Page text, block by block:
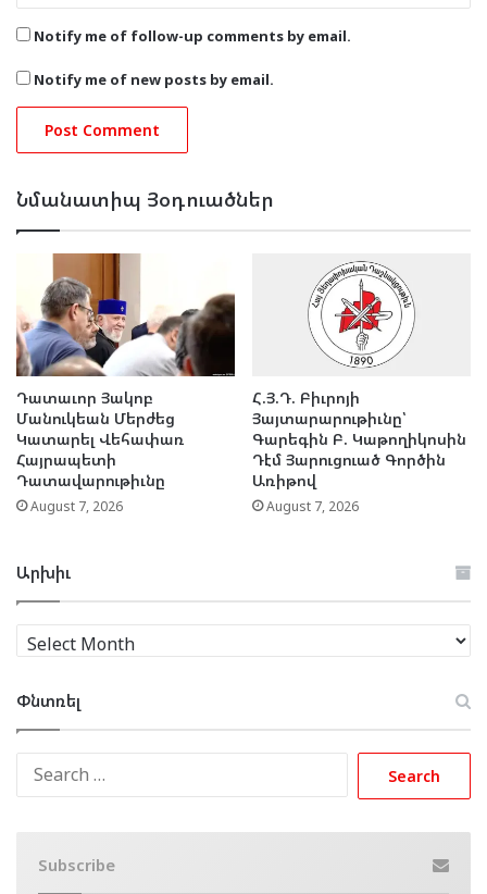
Notify me of follow-up comments by email.
Notify me of new posts by email.
Նմանատիպ Յօդուածներ
Դատաւոր Յակոբ
Մանուկեան Մերժեց
Կատարել Վեհափառ
Հայրապետի
Դատավարութիւնը
August 7, 2026
Հ.Յ.Դ. Բիւրոյի
Յայտարարութիւնը՝
Գարեգին Բ. Կաթողիկոսին
Դէմ Յարուցուած Գործին
Առիթով
August 7, 2026
Արխիւ
Արխիւ
Փնտռել
Subscribe